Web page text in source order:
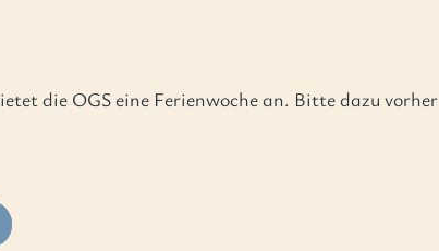
die OGS eine Ferienwoche an. Bitte dazu vorher